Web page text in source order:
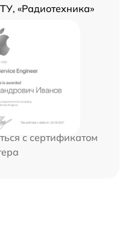
«Радиотехника»
с сертификатом